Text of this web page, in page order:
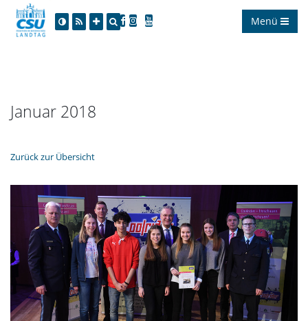
Menü
Januar 2018
Zurück zur Übersicht